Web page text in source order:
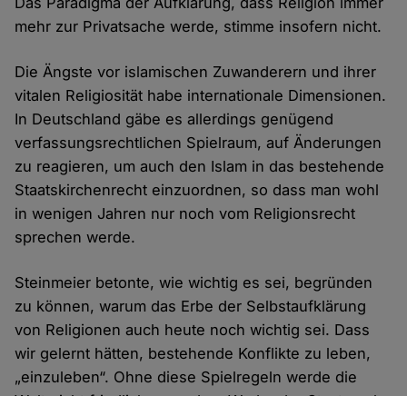
mehr zur Privatsache werde, stimme insofern nicht.
Die Ängste vor islamischen Zuwanderern und ihrer
vitalen Religiosität habe internationale Dimensionen.
In Deutschland gäbe es allerdings genügend
verfassungsrechtlichen Spielraum, auf Änderungen
zu reagieren, um auch den Islam in das bestehende
Staatskirchenrecht einzuordnen, so dass man wohl
in wenigen Jahren nur noch vom Religionsrecht
sprechen werde.
Steinmeier betonte, wie wichtig es sei, begründen
zu können, warum das Erbe der Selbstaufklärung
von Religionen auch heute noch wichtig sei. Dass
wir gelernt hätten, bestehende Konflikte zu leben,
„einzuleben“. Ohne diese Spielregeln werde die